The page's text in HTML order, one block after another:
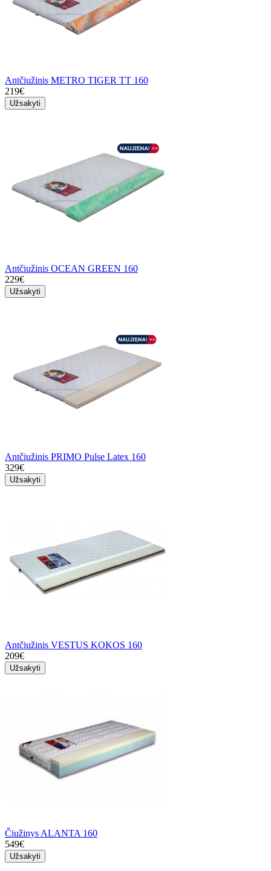
Antčiužinis METRO TIGER TT 160
219€
Užsakyti
Antčiužinis OCEAN GREEN 160
229€
Užsakyti
Antčiužinis PRIMO Pulse Latex 160
329€
Užsakyti
Antčiužinis VESTUS KOKOS 160
209€
Užsakyti
Čiužinys ALANTA 160
549€
Užsakyti